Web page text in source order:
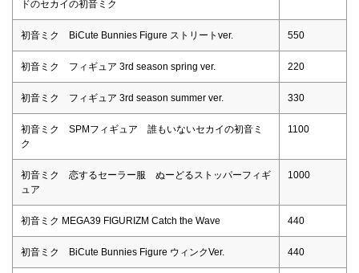
ドのセカイの初音ミク
初音ミク BiCute Bunnies Figure ストリートver. 550
初音ミク フィギュア 3rd season spring ver. 220
初音ミク フィギュア 3rd season summer ver. 330
初音ミク SPMフィギュア 誰もいないセカイの初音ミ
ク
1100
初音ミク 恋するセーラー服 ぬーどるストッパーフィギ
ュア
1000
初音ミク MEGA39 FIGURIZM Catch the Wave 440
初音ミク BiCute Bunnies Figure ウィンクVer. 440